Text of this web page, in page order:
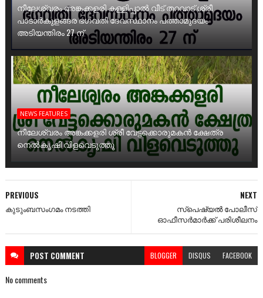
നീലേശ്വരം അങ്കക്കളരി കള്ളിപ്പാൽ വീട് തറവാട് ശ്രീ
പാടാർകുളങ്ങര ഭഗവതി ദേവസ്ഥാനം പത്താമുദയം
അടിയന്തിരം 27 ന്
NEWS FEATURES
നീലേശ്വരം അങ്കക്കളരി ശ്രീ വേട്ടക്കൊരുമകൻ ക്ഷേത്ര
നെൽകൃഷി വിളവെടുത്തു
NEXT
സ്പെഷ്യൽ പോലീസ്
ഓഫീസർമാർക്ക് പരിശീലനം
PREVIOUS
കുടുംബസംഗമം നടത്തി
POST COMMENT BLOGGER DISQUS FACEBOOK
No comments